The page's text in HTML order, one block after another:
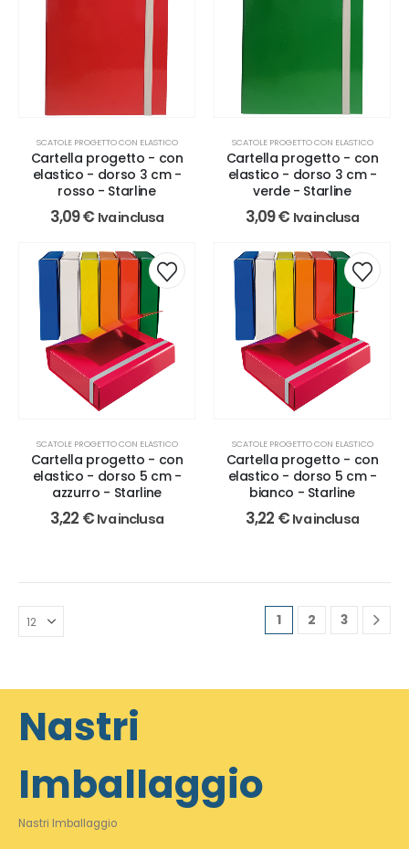
SCATOLE PROGETTO CON ELASTICO
Cartella progetto - con
elastico - dorso 3 cm -
rosso - Starline
3,09€ Iva inclusa
SCATOLE PROGETTO CON ELASTICO
Cartella progetto - con
elastico - dorso 3 cm -
verde - Starline
3,09€ Iva inclusa
SCATOLE PROGETTO CON ELASTICO
Cartella progetto - con
elastico - dorso 5 cm -
azzurro - Starline
3,22 € Iva inclusa
SCATOLE PROGETTO CON ELASTICO
Cartella progetto - con
elastico - dorso 5 cm -
bianco - Starline
3,22 € Iva inclusa
1 2 3
Nastri
Imballaggio
Nastri Imballaggio